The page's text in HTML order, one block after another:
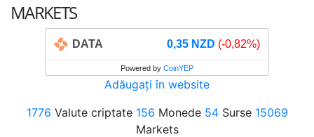
MARKETS
DATA 0,35 NZD (-0,82%)
Powered by CoinYEP
Adăugați în website
1776 Valute criptate 156 Monede 54Surse 15069
Markets